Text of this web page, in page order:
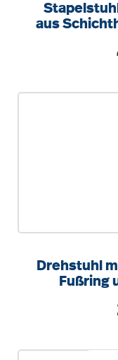
aus
Drehstuhl
Fußring